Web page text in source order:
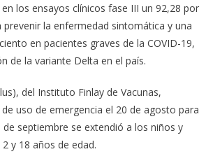
los ensayos clínicos fase III un 92,28 por
la enfermedad sintomática y una
en pacientes graves de la COVID-19,
de la variante Delta en el país.
del Instituto Finlay de Vacunas,
uso de emergencia el 20 de agosto para
septiembre se extendió a los niños y
y 18 años de edad.